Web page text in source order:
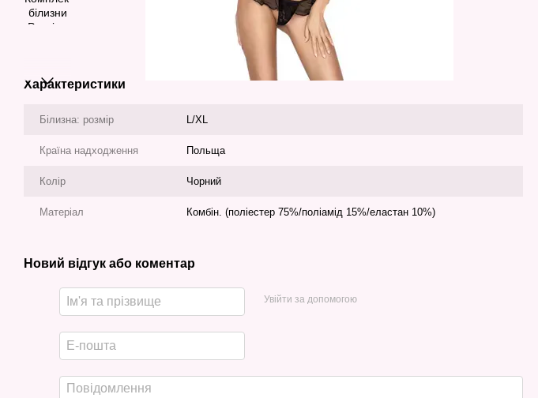
Характеристики
Білизна: розмір L/XL
Країна надходження Польща
Колір Чорний
Матеріал Комбін. (поліестер 75%/поліамід 15%/еластан 10%)
Новий відгук або коментар
Увійти за допомогою